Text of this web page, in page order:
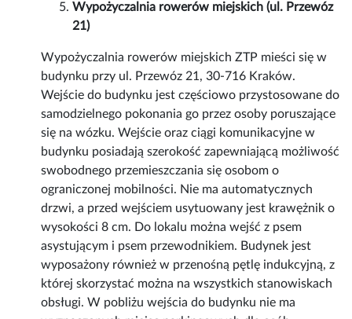
Wypożyczalnia rowerów miejskich (ul. Przewóz
21)
Wypożyczalnia rowerów miejskich ZTP mieści się w
budynku przy ul. Przewóz 21, 30-716 Kraków.
Wejście do budynku jest częściowo przystosowane do
samodzielnego pokonania go przez osoby poruszające
się na wózku. Wejście oraz ciągi komunikacyjne w
budynku posiadają szerokość zapewniającą możliwość
swobodnego przemieszczania się osobom o
ograniczonej mobilności. Nie ma automatycznych
drzwi, a przed wejściem usytuowany jest krawężnik o
wysokości 8 cm. Do lokalu można wejść z psem
asystującym i psem przewodnikiem. Budynek jest
wyposażony również w przenośną pętlę indukcyjną, z
której skorzystać można na wszystkich stanowiskach
obsługi. W pobliżu wejścia do budynku nie ma